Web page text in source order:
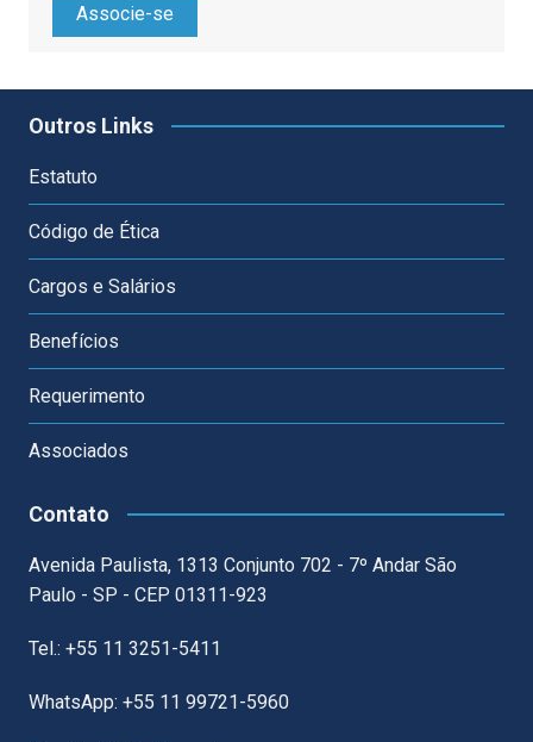
Associe-se
Outros Links
Estatuto
Código de Ética
Cargos e Salários
Benefícios
Requerimento
Associados
Contato
Avenida Paulista, 1313 Conjunto 702 - 7º Andar São
Paulo - SP - CEP 01311-923
Tel.: +55 11 3251-5411
WhatsApp: +55 11 99721-5960